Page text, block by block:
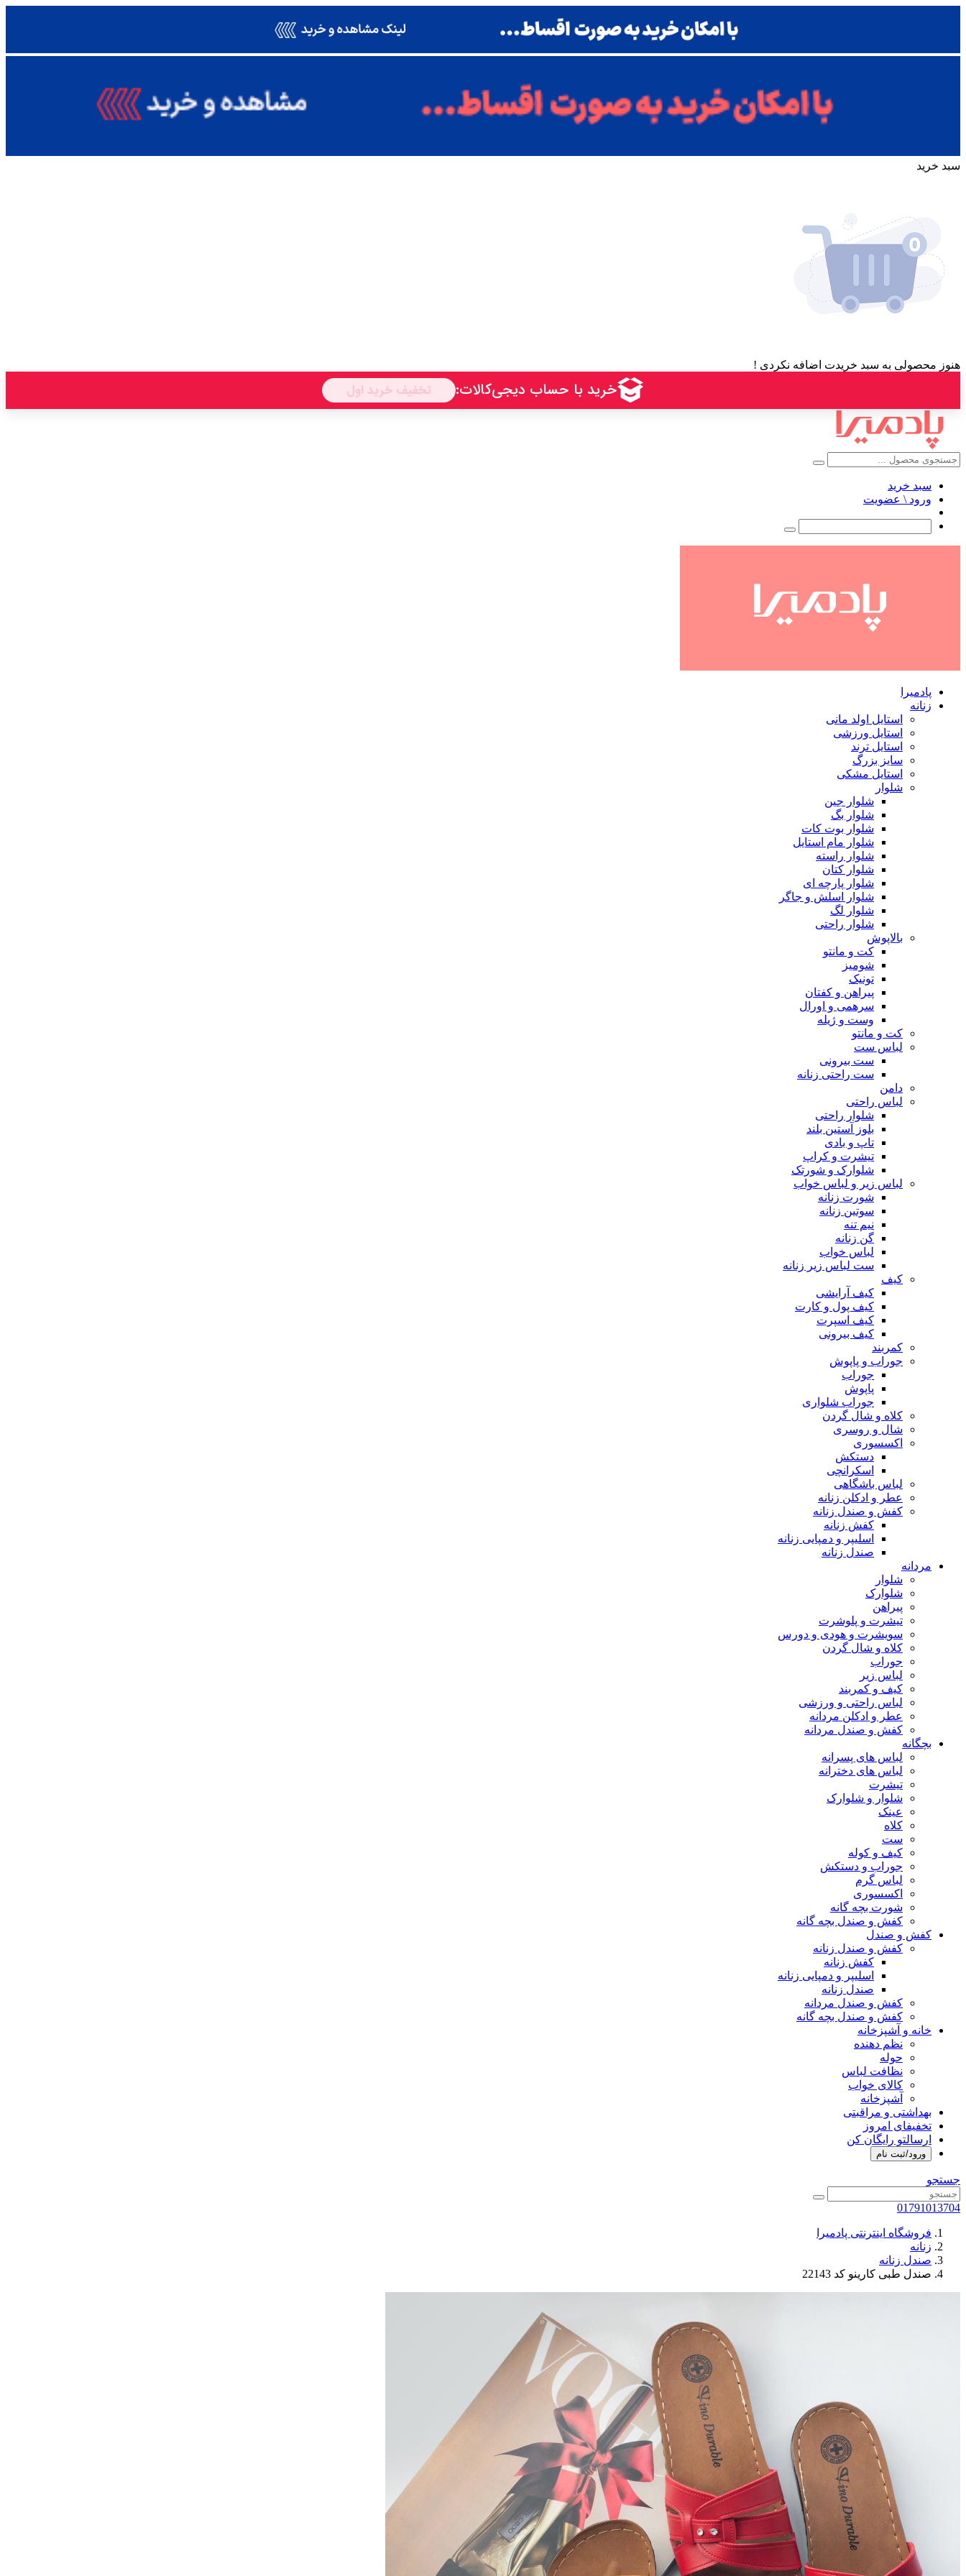
سبد خرید
هنوز محصولی به سبد خریدت اضافه نکردی !
سبد خرید
ورود \ عضویت
پادمیرا
زنانه
استایل اولد مانی
استایل ورزشی
استایل ترند
سایز بزرگ
استایل مشکی
شلوار
شلوار جین
شلوار بگ
شلوار بوت کات
شلوار مام استایل
شلوار راسته
شلوار کتان
شلوار پارچه ای
شلوار اسلش و جاگر
شلوار لگ
شلوار راحتی
بالاپوش
کت و مانتو
شومیز
تونیک
پیراهن و کفتان
سرهمی و اورال
وست و ژیله
کت و مانتو
لباس ست
ست بیرونی
ست راحتی زنانه
دامن
لباس راحتی
شلوار راحتی
بلوز آستین بلند
تاپ و بادی
تیشرت و کراپ
شلوارک و شورتک
لباس زیر و لباس خواب
شورت زنانه
سوتین زنانه
نیم تنه
گن زنانه
لباس خواب
ست لباس زیر زنانه
کیف
کیف آرایشی
کیف پول و کارت
کیف اسپرت
کیف بیرونی
کمربند
جوراب و پاپوش
جوراب
پاپوش
جوراب شلواری
کلاه و شال گردن
شال و روسری
اکسسوری
دستکش
اسکرانچی
لباس باشگاهی
عطر و ادکلن زنانه
کفش و صندل زنانه
کفش زنانه
اسلیپر و دمپایی زنانه
صندل زنانه
مردانه
شلوار
شلوارک
پیراهن
تیشرت و پلوشرت
سویشرت و هودی و دورس
کلاه و شال گردن
جوراب
لباس زیر
کیف و کمربند
لباس راحتی و ورزشی
عطر و ادکلن مردانه
کفش و صندل مردانه
بچگانه
لباس های پسرانه
لباس های دخترانه
تیشرت
شلوار و شلوارک
عینک
کلاه
ست
کیف و کوله
جوراب و دستکش
لباس گرم
اکسسوری
شورت بچه گانه
کفش و صندل بچه گانه
کفش و صندل
کفش و صندل زنانه
کفش زنانه
اسلیپر و دمپایی زنانه
صندل زنانه
کفش و صندل مردانه
کفش و صندل بچه گانه
خانه و آشپزخانه
نظم دهنده
حوله
نظافت لباس
کالای خواب
آشپزخانه
بهداشتی و مراقبتی
تخفیفای امروز
ارسالتو رایگان کن
ورود/ثبت نام
جستجو
01791013704
فروشگاه اینترنتی پادمیرا
زنانه
صندل زنانه
صندل طبی کارینو کد 22143